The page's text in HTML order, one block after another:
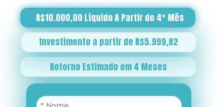
R$10.000,00 Líquido A Partir do 4° Mês
Retorno Estimado em 4 Meses
Investimento a partir de R$5.999,82